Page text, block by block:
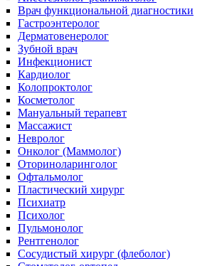
Врач функциональной диагностики
Гастроэнтеролог
Дерматовенеролог
Зубной врач
Инфекционист
Кардиолог
Колопроктолог
Косметолог
Мануальный терапевт
Массажист
Невролог
Онколог (Маммолог)
Оториноларинголог
Офтальмолог
Пластический хирург
Психиатр
Психолог
Пульмонолог
Рентгенолог
Сосудистый хирург (флеболог)